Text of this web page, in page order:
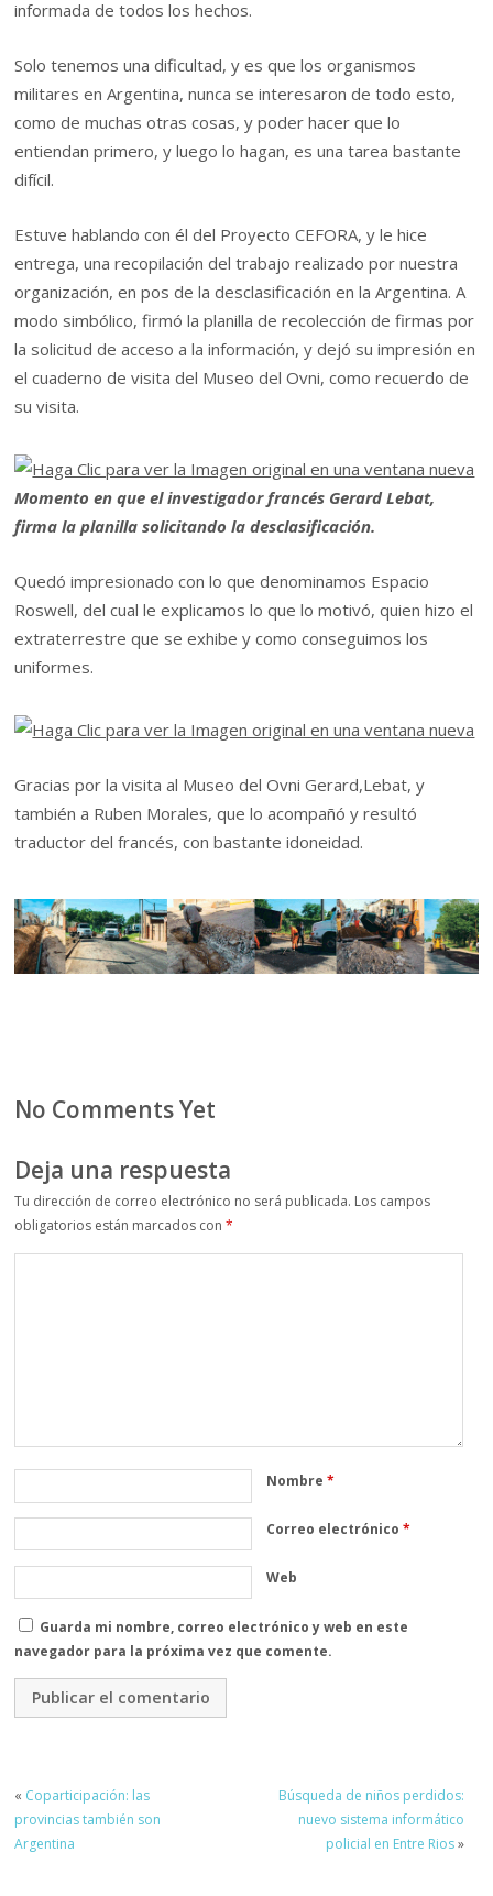
informada de todos los hechos.
Solo tenemos una dificultad, y es que los organismos
militares en Argentina, nunca se interesaron de todo esto,
como de muchas otras cosas, y poder hacer que lo
entiendan primero, y luego lo hagan, es una tarea bastante
difícil.
Estuve hablando con él del Proyecto CEFORA, y le hice
entrega, una recopilación del trabajo realizado por nuestra
organización, en pos de la desclasificación en la Argentina. A
modo simbólico, firmó la planilla de recolección de firmas por
la solicitud de acceso a la información, y dejó su impresión en
el cuaderno de visita del Museo del Ovni, como recuerdo de
su visita.
Momento en que el investigador francés Gerard Lebat,
firma la planilla solicitando la desclasificación.
Quedó impresionado con lo que denominamos Espacio
Roswell, del cual le explicamos lo que lo motivó, quien hizo el
extraterrestre que se exhibe y como conseguimos los
uniformes.
Gracias por la visita al Museo del Ovni Gerard,Lebat, y
también a Ruben Morales, que lo acompañó y resultó
traductor del francés, con bastante idoneidad.
No Comments Yet
Deja una respuesta
Tu dirección de correo electrónico no será publicada. Los campos
obligatorios están marcados con*
Nombre*
Correo electrónico*
Web
Guarda mi nombre, correo electrónico y web en este
navegador para la próxima vez que comente.
« Coparticipación: las
provincias también son
Argentina
Búsqueda de niños perdidos:
nuevo sistema informático
policial en Entre Rios»